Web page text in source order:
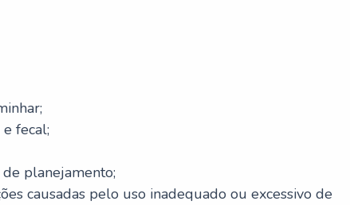
fecal;
planejamento;
causadas pelo uso inadequado ou excessivo de